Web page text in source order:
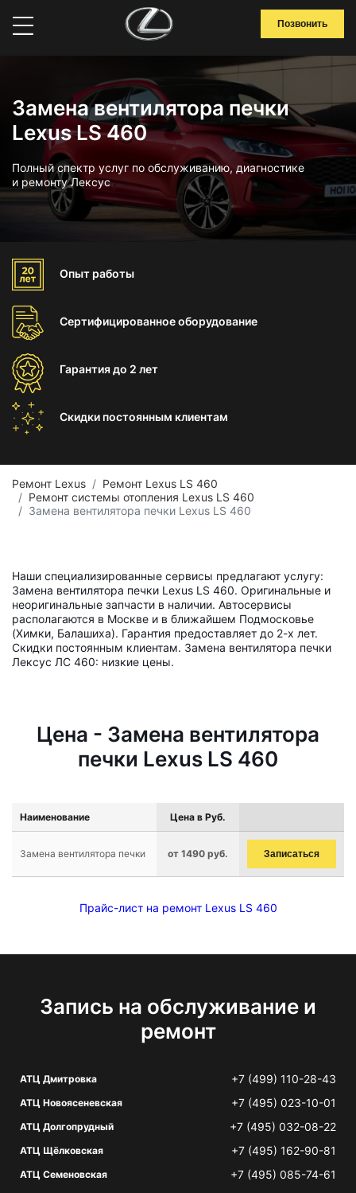
Позвонить
Замена вентилятора печки
Lexus LS 460
Полный спектр услуг по обслуживанию, диагностике
и ремонту Лексус
Опыт работы
Сертифицированноеоборудование
Гарантиядо 2 лет
Скидки постоянным клиентам
Ремонт Lexus
Ремонт Lexus LS 460
Ремонт системы отопления Lexus LS 460
Замена вентилятора печки Lexus LS 460
Наши специализированные сервисы предлагают услугу:
Замена вентилятора печки Lexus LS 460. Оригинальные и
неоригинальные запчасти в наличии. Автосервисы
располагаются в Москве и в ближайшем Подмосковье
(Химки, Балашиха). Гарантия предоставляет до 2-х лет.
Скидки постоянным клиентам. Замена вентилятора печки
Лексус ЛС 460: низкие цены.
Цена - Замена вентилятора
печки Lexus LS 460
Наименование Цена в Руб.
Замена вентилятора печки от 1490 руб. Записаться
Прайс-лист на ремонт Lexus LS 460
Запись на обслуживание и
ремонт
АТЦ Дмитровка +7 (499) 110-28-43
АТЦ Новоясеневская +7 (495) 023-10-01
АТЦ Долгопрудный +7 (495) 032-08-22
АТЦ Щёлковская +7 (495) 162-90-81
АТЦ Семеновская +7 (495) 085-74-61